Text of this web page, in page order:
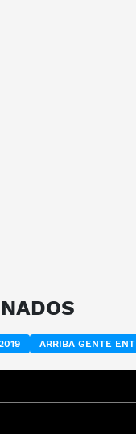
ARRIBA GENTE